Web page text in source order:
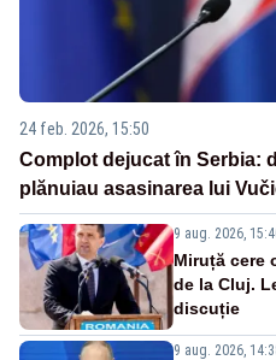
24 feb. 2026, 15:50
Complot dejucat în Serbia:
plănuiau asasinarea lui
9 aug. 2026,
Miruță cere
de la Cluj.
discuție
9 aug. 2026,